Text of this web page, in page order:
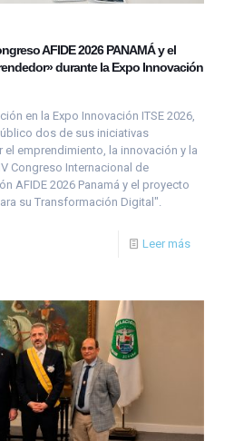
AFIDE 2026 PANAMÁ y el
durante la Expo Innovación
en la Expo Innovación ITSE 2026,
dos de sus iniciativas
emprendimiento, la innovación y la
Congreso Internacional de
AFIDE 2026 Panamá y el proyecto
su Transformación Digital".
Leer más